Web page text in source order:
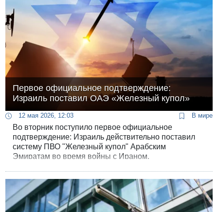
американские институты власти через местное
самоуправление.
Первое официальное подтверждение:
Израиль поставил ОАЭ «Железный купол»
12 мая 2026, 12:03 В мире
Во вторник поступило первое официальное
подтверждение: Израиль действительно поставил
систему ПВО "Железный купол" Арабским
Эмиратам во время войны с Ираном.